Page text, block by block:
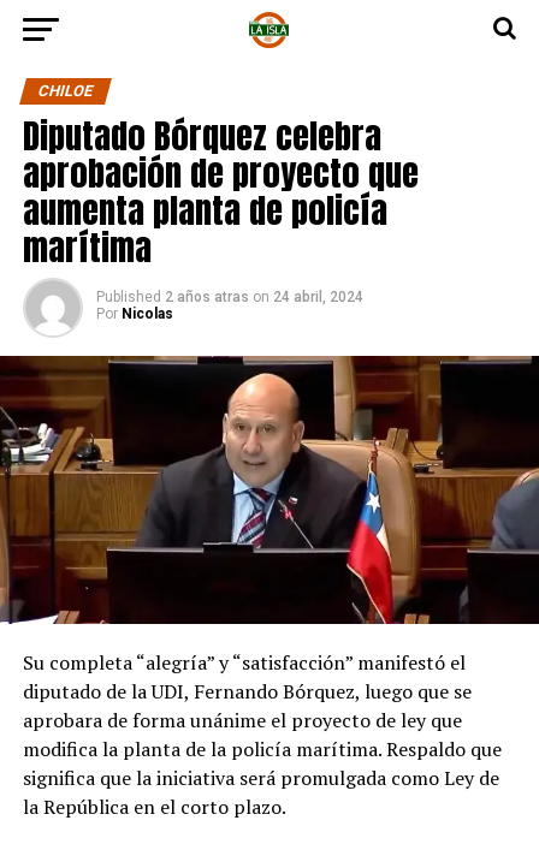
CHILOE
Diputado Bórquez celebra
aprobación de proyecto que
aumenta planta de policía
marítima
Published 2 años atras on 24 abril, 2024
Por Nicolas
Su completa “alegría” y “satisfacción” manifestó el
diputado de la UDI, Fernando Bórquez, luego que se
aprobara de forma unánime el proyecto de ley que
modifica la planta de la policía marítima. Respaldo que
significa que la iniciativa será promulgada como Ley de
la República en el corto plazo.